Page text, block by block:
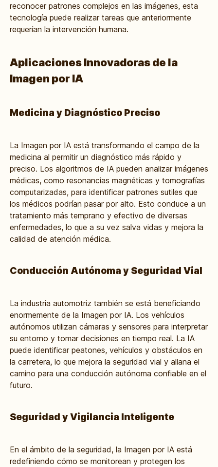
reconocer patrones complejos en las imágenes, esta
tecnología puede realizar tareas que anteriormente
requerían la intervención humana.
Aplicaciones Innovadoras de la
Imagen por IA
Medicina y Diagnóstico Preciso
La Imagen por IA está transformando el campo de la
medicina al permitir un diagnóstico más rápido y
preciso. Los algoritmos de IA pueden analizar imágenes
médicas, como resonancias magnéticas y tomografías
computarizadas, para identificar patrones sutiles que
los médicos podrían pasar por alto. Esto conduce a un
tratamiento más temprano y efectivo de diversas
enfermedades, lo que a su vez salva vidas y mejora la
calidad de atención médica.
Conducción Autónoma y Seguridad Vial
La industria automotriz también se está beneficiando
enormemente de la Imagen por IA. Los vehículos
autónomos utilizan cámaras y sensores para interpretar
su entorno y tomar decisiones en tiempo real. La IA
puede identificar peatones, vehículos y obstáculos en
la carretera, lo que mejora la seguridad vial y allana el
camino para una conducción autónoma confiable en el
futuro.
Seguridad y Vigilancia Inteligente
En el ámbito de la seguridad, la Imagen por IA está
redefiniendo cómo se monitorean y protegen los